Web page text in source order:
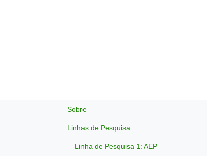
Sobre
Linhas de Pesquisa
Linha de Pesquisa 1: AEP